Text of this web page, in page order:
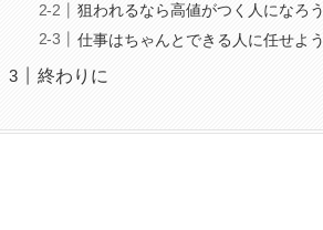
狙われるなら高値がつく人になろう
仕事はちゃんとできる人に任せよう
終わりに